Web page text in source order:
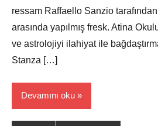
ressam Raffaello Sanzio tarafından
arasında yapılmış fresk. Atina
ve astrolojiyi ilahiyat ile
Stanza […]
Devamını oku